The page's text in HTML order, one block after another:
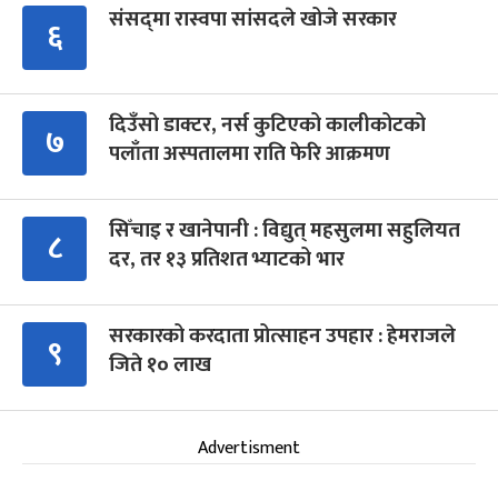
६ संसद्‍मा रास्वपा सांसदले खोजे सरकार
७
दिउँसो डाक्टर, नर्स कुटिएको कालीकोटको
पलाँता अस्पतालमा राति फेरि आक्रमण
८
सिँचाइ र खानेपानी : विद्युत् महसुलमा सहुलियत
दर, तर १३ प्रतिशत भ्याटको भार
९
सरकारको करदाता प्रोत्साहन उपहार : हेमराजले
जिते १० लाख
Advertisment